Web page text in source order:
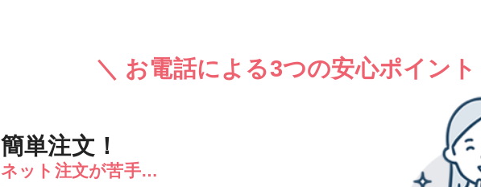
＼ お電話による3つの安心ポイント
簡単注文！
ネット注文が苦手…​